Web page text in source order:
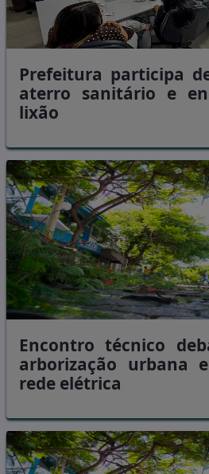
Prefeitura participa
aterro sanitário e
lixão
Encontro técnico
arborização urbana
rede elétrica